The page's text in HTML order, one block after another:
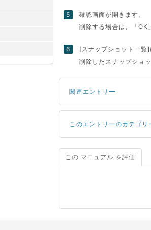
確認画面が開きます。
削除する場合は、「OK
[スナップショット一覧]
削除したスナップショ
関連エントリー
ドメインの種類と取得手
Tera Term の設定方法
PuTTY のインストール方
PuTTY用に秘密鍵を変換
このエントリーのカテゴリ
Windows Server（～
この マニュアル を評価